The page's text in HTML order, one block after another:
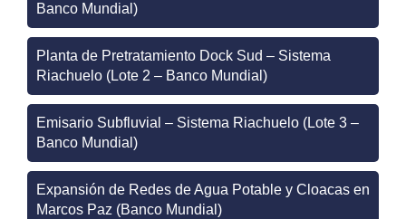
Banco Mundial)
Planta de Pretratamiento Dock Sud – Sistema
Riachuelo (Lote 2 – Banco Mundial)
Emisario Subfluvial – Sistema Riachuelo (Lote 3 –
Banco Mundial)
Expansión de Redes de Agua Potable y Cloacas en
Marcos Paz (Banco Mundial)